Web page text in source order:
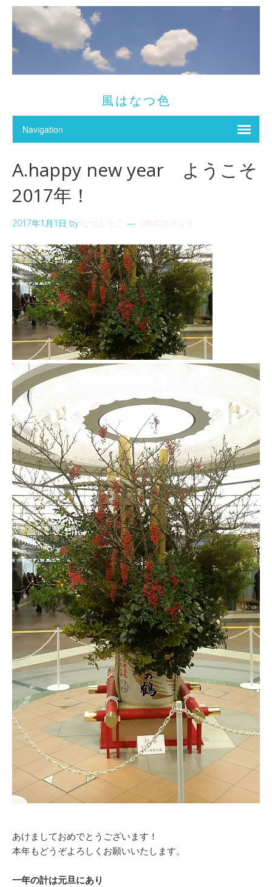
風はなつ色
A.happy new year ようこそ
2017年！
2017年1月1日 by なつようこ 2件のコメント
あけましておめでとうございます！
本年もどうぞよろしくお願いいたします。
一年の計は元旦にあり